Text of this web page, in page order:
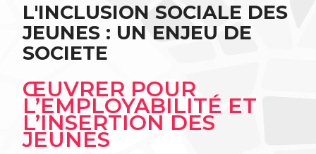
L'INCLUSION SOCIALE DES
JEUNES : UN ENJEU DE
SOCIETE
ŒUVRER POUR
L’EMPLOYABILITÉ ET
L’INSERTION DES
JEUNES